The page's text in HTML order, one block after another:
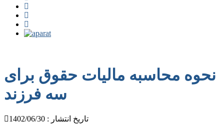
نحوه محاسبه مالیات حقوق برای
سه فرزند
تاریخ انتشار : 1402/06/30